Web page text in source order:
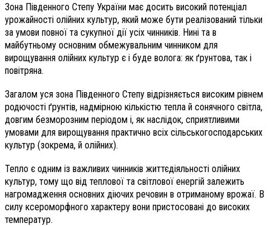
Зона Південного Степу України має досить високий потенціал
урожайності олійних культур, який може бути реалізований тільки
за умови повної та сукупної дії усіх чинників. Нині та в
майбутньому основним обмежувальним чинником для
вирощування олійних культур є і буде волога: як ґрунтова, так і
повітряна.
Загалом уся зона Південного Степу відрізняється високим рівнем
родючості ґрунтів, надмірною кількістю тепла й сонячного світла,
довгим безморозним періодом і, як наслідок, сприятливими
умовами для вирощування практично всіх сільськогосподарських
культур (зокрема, й олійних).
Тепло є одним із важливих чинників життєдіяльності олійних
культур, тому що від теплової та світлової енергій залежить
нагромадження основних діючих речовин в отриманому врожаї. В
силу ксероморфного характеру вони пристосовані до високих
температур.